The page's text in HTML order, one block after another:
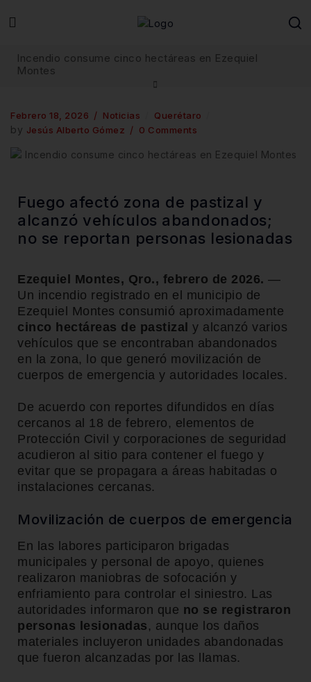
Incendio consume cinco hectáreas en Ezequiel
Montes
Febrero 18, 2026 Noticias Querétaro
by Jesús Alberto Gómez 0 Comments
Fuego afectó zona de pastizal y
alcanzó vehículos abandonados;
no se reportan personas lesionadas
Ezequiel Montes, Qro., febrero de 2026. —
Un incendio registrado en el municipio de
Ezequiel Montes consumió aproximadamente
cinco hectáreas de pastizal y alcanzó varios
vehículos que se encontraban abandonados
en la zona, lo que generó movilización de
cuerpos de emergencia y autoridades locales.
De acuerdo con reportes difundidos en días
cercanos al 18 de febrero, elementos de
Protección Civil y corporaciones de seguridad
acudieron al sitio para contener el fuego y
evitar que se propagara a áreas habitadas o
instalaciones cercanas.
Movilización de cuerpos de emergencia
En las labores participaron brigadas
municipales y personal de apoyo, quienes
realizaron maniobras de sofocación y
enfriamiento para controlar el siniestro. Las
autoridades informaron que no se registraron
personas lesionadas , aunque los daños
materiales incluyeron unidades abandonadas
que fueron alcanzadas por las llamas.